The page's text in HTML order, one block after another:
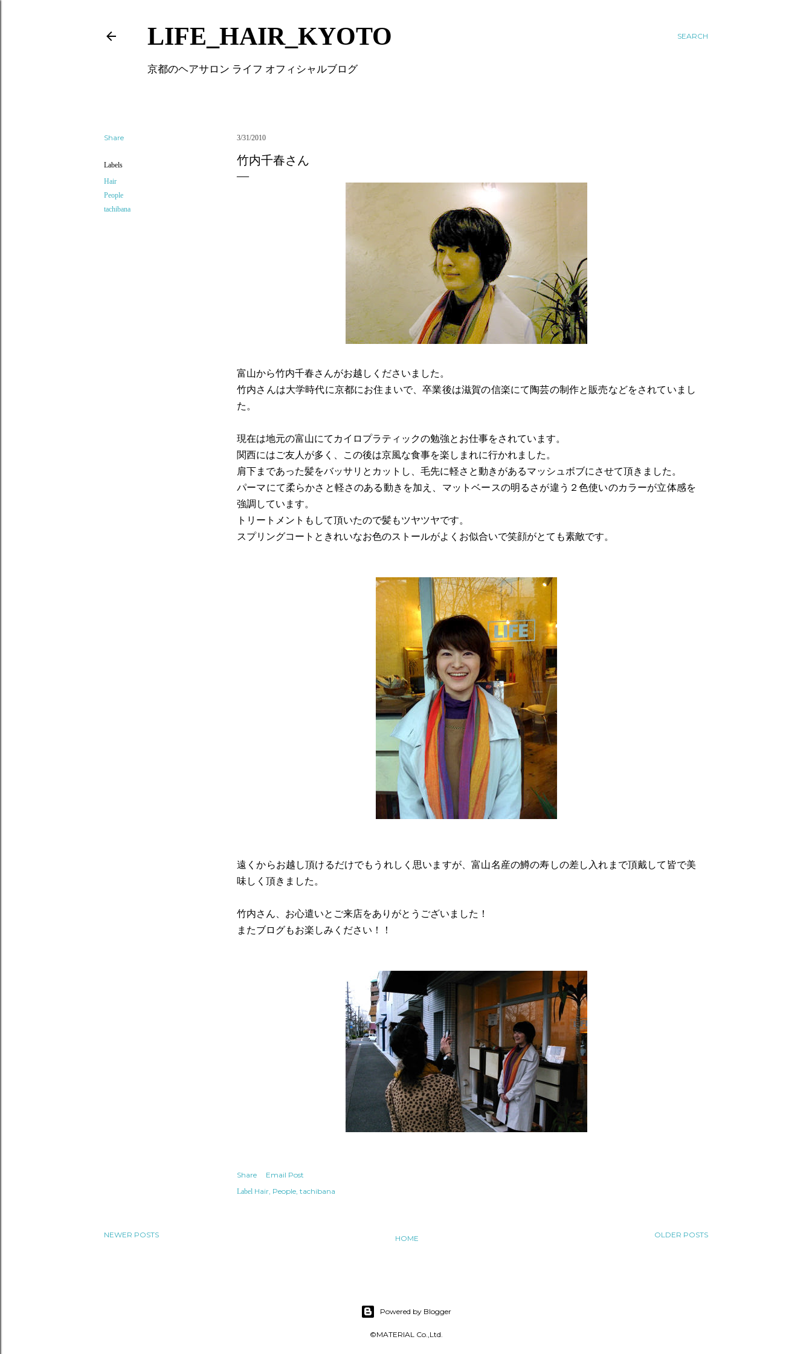
SEARCH
LIFE_HAIR_KYOTO
京都のヘアサロン ライフ オフィシャルブログ
Share
Labels
Hair
People
tachibana
3/31/2010
竹内千春さん
富山から竹内千春さんがお越しくださいました。
竹内さんは大学時代に京都にお住まいで、卒業後は滋賀の信楽にて陶芸の制作と販売などをされていまし
た。
現在は地元の富山にてカイロプラティックの勉強とお仕事をされています。
関西にはご友人が多く、この後は京風な食事を楽しまれに行かれました。
肩下まであった髪をバッサリとカットし、毛先に軽さと動きがあるマッシュボブにさせて頂きました。
パーマにて柔らかさと軽さのある動きを加え、マットベースの明るさが違う２色使いのカラーが立体感を
強調しています。
トリートメントもして頂いたので髪もツヤツヤです。
スプリングコートときれいなお色のストールがよくお似合いで笑顔がとても素敵です。
遠くからお越し頂けるだけでもうれしく思いますが、富山名産の鱒の寿しの差し入れまで頂戴して皆で美
味しく頂きました。
竹内さん、お心遣いとご来店をありがとうございました！
またブログもお楽しみください！！
Share Email Post
Label Hair People tachibana
NEWER POSTS OLDER POSTS
HOME
Powered by Blogger
©MATERIAL Co.,Ltd.